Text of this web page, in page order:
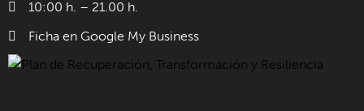
10:00 h. – 21.00 h.
Ficha en Google My Business